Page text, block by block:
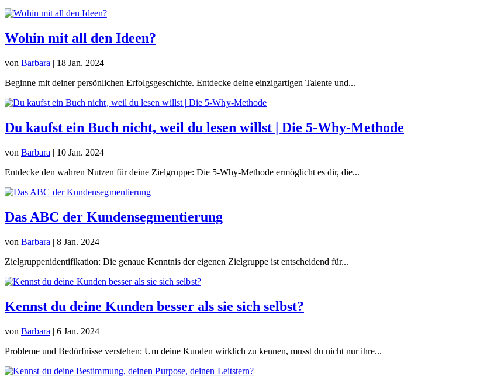
Wohin mit all den Ideen?
von Barbara | 18 Jan. 2024
Beginne mit deiner persönlichen Erfolgsgeschichte. Entdecke deine einzigartigen Talente und...
Du kaufst ein Buch nicht, weil du lesen willst | Die 5-Why-Methode
von Barbara | 10 Jan. 2024
Entdecke den wahren Nutzen für deine Zielgruppe: Die 5-Why-Methode ermöglicht es dir, die...
Das ABC der Kundensegmentierung
von Barbara | 8 Jan. 2024
Zielgruppenidentifikation: Die genaue Kenntnis der eigenen Zielgruppe ist entscheidend für...
Kennst du deine Kunden besser als sie sich selbst?
von Barbara | 6 Jan. 2024
Probleme und Bedürfnisse verstehen: Um deine Kunden wirklich zu kennen, musst du nicht nur ihre...